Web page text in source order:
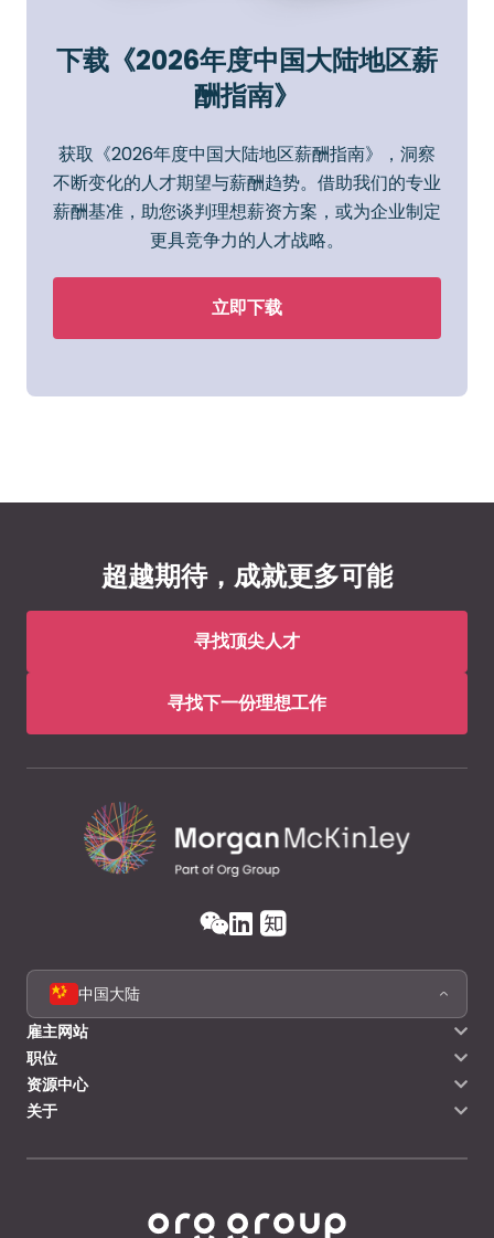
下载《2026年度中国大陆地区薪
酬指南》
获取《2026年度中国大陆地区薪酬指南》，洞察
不断变化的人才期望与薪酬趋势。借助我们的专业
薪酬基准，助您谈判理想薪资方案，或为企业制定
更具竞争力的人才战略。
立即下载
超越期待，成就更多可能
寻找顶尖人才
寻找下一份理想工作
中国大陆
雇主网站
职位
资源中心
关于